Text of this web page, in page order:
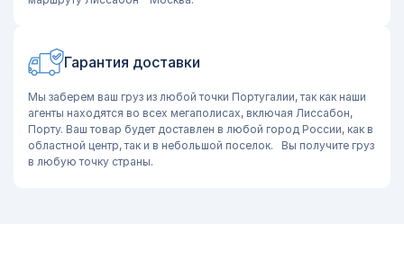
Гарантия доставки
Мы заберем ваш груз из любой точки Португалии, так как наши
агенты находятся во всех мегаполисах, включая Лиссабон,
Порту. Ваш товар будет доставлен в любой город России, как в
областной центр, так и в небольшой поселок. Вы получите груз
в любую точку страны.